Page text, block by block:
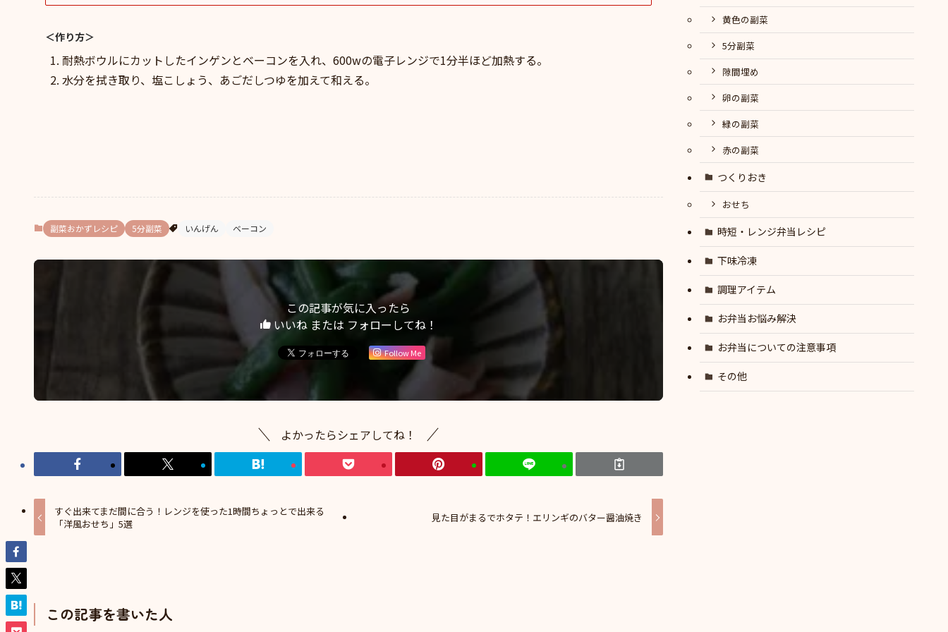
＜作り方＞
耐熱ボウルにカットしたインゲンとベーコンを入れ、600wの電子レンジで1分半ほど加熱する。
水分を拭き取り、塩こしょう、あごだしつゆを加えて和える。
副菜おかずレシピ 5分副菜 いんげん ベーコン
この記事が気に入ったら
いいね または フォローしてね！
Follow Me
よかったらシェアしてね！
すぐ出来てまだ間に合う！レンジを使った1時間ちょっとで出来る
「洋風おせち」5選
見た目がまるでホタテ！エリンギのバター醤油焼き
この記事を書いた人
黄色の副菜
5分副菜
隙間埋め
卵の副菜
緑の副菜
赤の副菜
つくりおき
おせち
時短・レンジ弁当レシピ
下味冷凍
調理アイテム
お弁当お悩み解決
お弁当についての注意事項
その他